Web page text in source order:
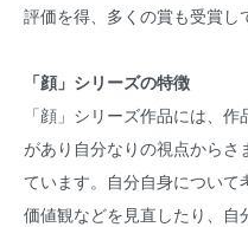
評価を得、多くの賞も受賞し
「顔」シリーズの特徴
「顔」シリーズ作品には、
があり自分なりの視点からさ
ています。自分自身につい
価値観などを見直したり、自